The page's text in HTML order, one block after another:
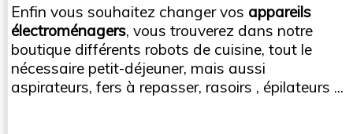
Enfin vous souhaitez changer vos appareils
électroménagers, vous trouverez dans notre
boutique différents robots de cuisine, tout le
nécessaire petit-déjeuner, mais aussi
aspirateurs, fers à repasser, rasoirs , épilateurs ...